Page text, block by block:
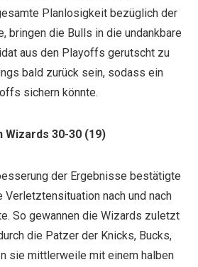
Planlosigkeit bezüglich der
bringen die Bulls in die undankbare
aus den Playoffs gerutscht zu
bald zurück sein, sodass ein
sichern könnte.
Wizards 30-30 (19)
der Ergebnisse bestätigte
Verletztensituation nach und nach
So gewannen die Wizards zuletzt
die Patzer der Knicks, Bucks,
sie mittlerweile mit einem halben